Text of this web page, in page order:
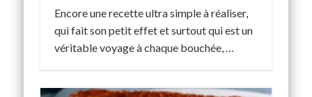
Encore une recette ultra simple à réaliser,
qui fait son petit effet et surtout qui est un
véritable voyage à chaque bouchée, …